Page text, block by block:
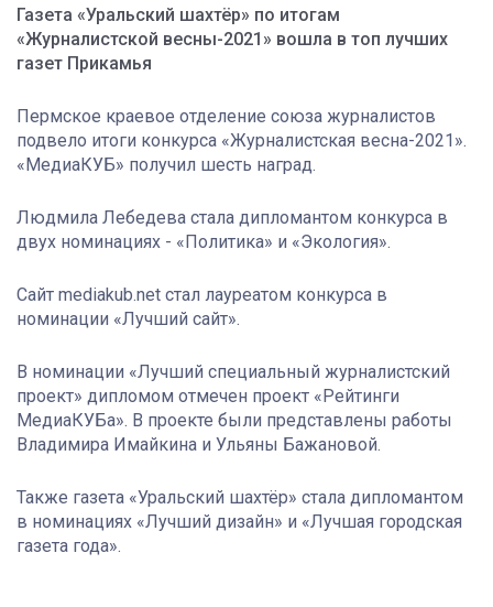
Газета «Уральский шахтёр» по итогам
«Журналистской весны-2021» вошла в топ лучших
газет Прикамья
Пермское краевое отделение союза журналистов
подвело итоги конкурса «Журналистская весна-2021».
«МедиаКУБ» получил шесть наград.
Людмила Лебедева стала дипломантом конкурса в
двух номинациях - «Политика» и «Экология».
Сайт mediakub.net стал лауреатом конкурса в
номинации «Лучший сайт».
В номинации «Лучший специальный журналистский
проект» дипломом отмечен проект «Рейтинги
МедиаКУБа». В проекте были представлены работы
Владимира Имайкина и Ульяны Бажановой.
Также газета «Уральский шахтёр» стала дипломантом
в номинациях «Лучший дизайн» и «Лучшая городская
газета года».